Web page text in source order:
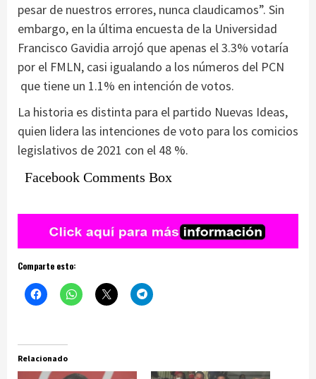
pesar de nuestros errores, nunca claudicamos”. Sin
embargo, en la última encuesta de la Universidad
Francisco Gavidia arrojó que apenas el 3.3% votaría
por el FMLN, casi igualando a los números del PCN
que tiene un 1.1% en intención de votos.
La historia es distinta para el partido Nuevas Ideas,
quien lidera las intenciones de voto para los comicios
legislativos de 2021 con el 48 %.
Facebook Comments Box
Comparte esto:
Relacionado